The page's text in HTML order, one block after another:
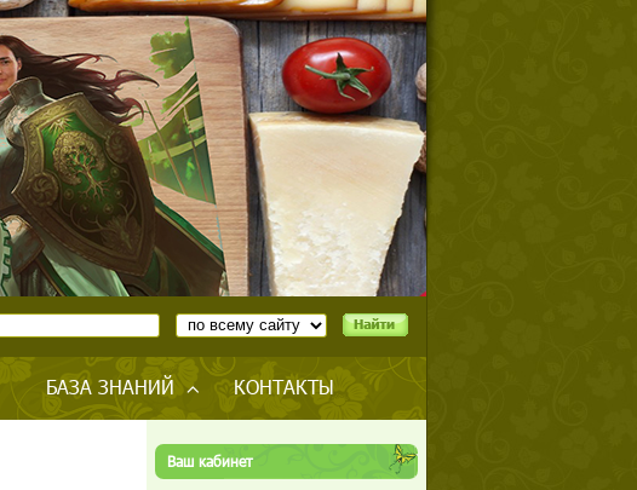
БАЗА ЗНАНИЙ КОНТАКТЫ
Ваш кабинет